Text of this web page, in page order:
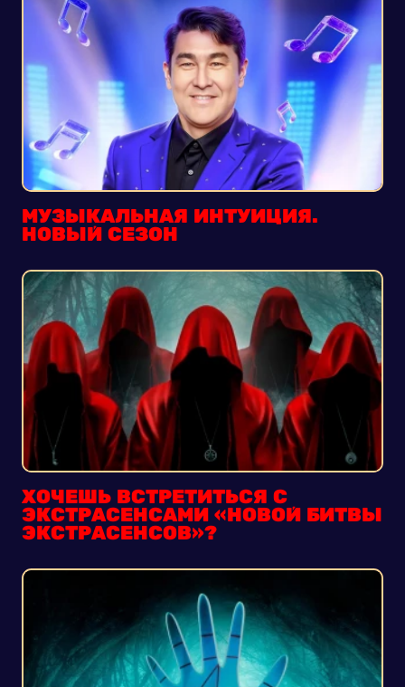
МУЗЫКАЛЬНАЯ ИНТУИЦИЯ.
НОВЫЙ СЕЗОН
ХОЧЕШЬ ВСТРЕТИТЬСЯ С
ЭКСТРАСЕНСАМИ «НОВОЙ БИТВЫ
ЭКСТРАСЕНСОВ»?